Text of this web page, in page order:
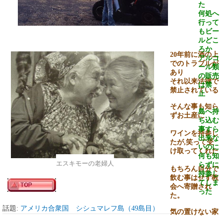
エスキモーの老婦人
た
何処へ
行って
もビー
ルどこ
ろか
アルコ
ール類
の販売
は禁
止
島へ持
ち込む
事すら
出来な
いのに
何も知
らずに
持参し
てしま
った
20年前に酒の上
でのトラブルが
あり
それ以来法律で
禁止されている
そんな事も知ら
ずお土産に
ワインを持参し
たが,笑って受
け取ってくれた
もちろん自分で
飲む事はせず教
会へ寄贈され
た。
気の置けない家
話題: アメリカ合衆国 シシュマレフ島（49島目）